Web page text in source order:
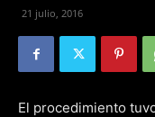
21 julio, 2016
El procedimiento